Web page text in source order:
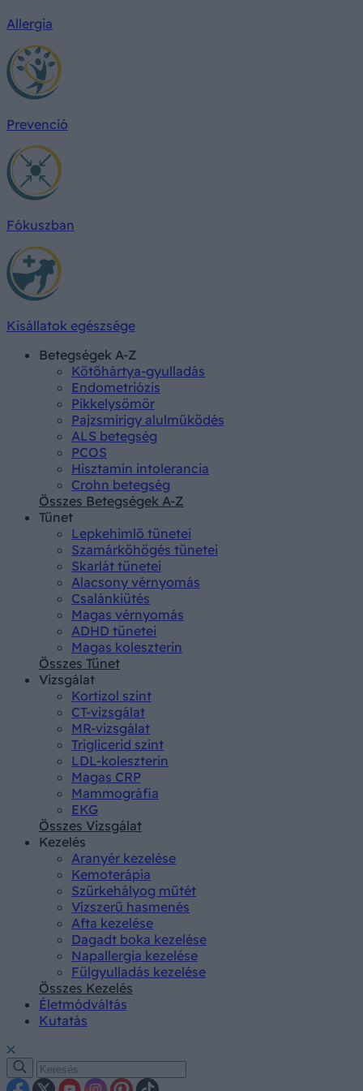
Allergia
Prevenció
Fókuszban
Kisállatok egészsége
Betegségek A-Z
Kötőhártya-gyulladás
Endometriózis
Pikkelysömör
Pajzsmirigy alulműködés
ALS betegség
PCOS
Hisztamin intolerancia
Crohn betegség
Összes Betegségek A-Z
Tünet
Lepkehimlő tünetei
Szamárköhögés tünetei
Skarlát tünetei
Alacsony vérnyomás
Csalánkiütés
Magas vérnyomás
ADHD tünetei
Magas koleszterin
Összes Tünet
Vizsgálat
Kortizol szint
CT-vizsgálat
MR-vizsgálat
Triglicerid szint
LDL-koleszterin
Magas CRP
Mammográfia
EKG
Összes Vizsgálat
Kezelés
Aranyér kezelése
Kemoterápia
Szürkehályog műtét
Vízszerű hasmenés
Afta kezelése
Dagadt boka kezelése
Napallergia kezelése
Fülgyulladás kezelése
Összes Kezelés
Életmódváltás
Kutatás